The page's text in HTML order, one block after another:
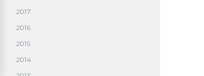
2017
2016
2015
2014